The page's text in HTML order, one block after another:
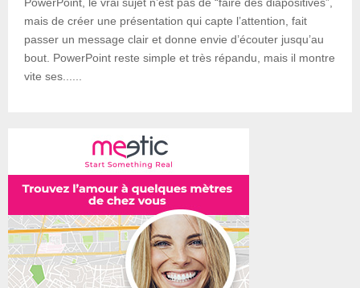
mais de créer une présentation qui capte l’attention, fait
passer un message clair et donne envie d’écouter jusqu’au
bout. PowerPoint reste simple et très répandu, mais il montre
vite ses......